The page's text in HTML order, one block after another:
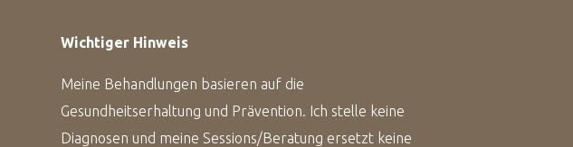
Wichtiger Hinweis
Meine Behandlungen basieren auf die
Gesundheitserhaltung und Prävention. Ich stelle keine
Diagnosen und meine Sessions/Beratung ersetzt keine